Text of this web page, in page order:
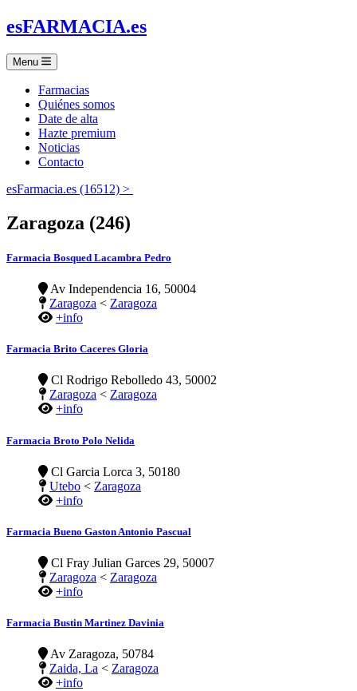
esFARMACIA.es
Menu
Farmacias
Quiénes somos
Date de alta
Hazte premium
Noticias
Contacto
esFarmacia.es (16512) >
Zaragoza (246)
Farmacia Bosqued Lacambra Pedro
Av Independencia 16, 50004
Zaragoza < Zaragoza
+info
Farmacia Brito Caceres Gloria
Cl Rodrigo Rebolledo 43, 50002
Zaragoza < Zaragoza
+info
Farmacia Broto Polo Nelida
Cl Garcia Lorca 3, 50180
Utebo < Zaragoza
+info
Farmacia Bueno Gaston Antonio Pascual
Cl Fray Julian Garces 29, 50007
Zaragoza < Zaragoza
+info
Farmacia Bustin Martinez Davinia
Av Zaragoza, 50784
Zaida, La < Zaragoza
+info